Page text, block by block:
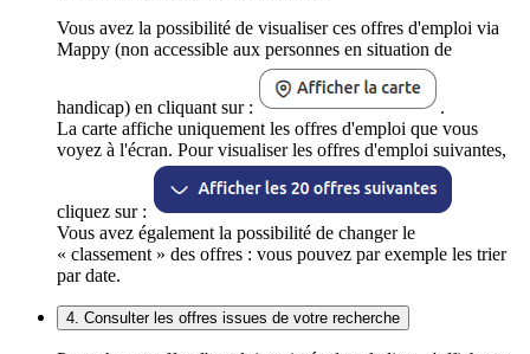
Vous avez la possibilité de visualiser ces offres d'emploi via
Mappy (non accessible aux personnes en situation de
handicap) en cliquant sur :
.
La carte affiche uniquement les offres d'emploi que vous
voyez à l'écran. Pour visualiser les offres d'emploi suivantes,
cliquez sur :
Vous avez également la possibilité de changer le
« classement » des offres : vous pouvez par exemple les trier
par date.
4. Consulter les offres issues de votre recherche